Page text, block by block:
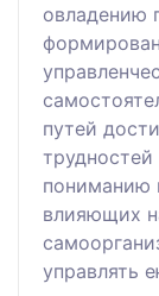
овладению
путей
пониманию
влияющих
управлять